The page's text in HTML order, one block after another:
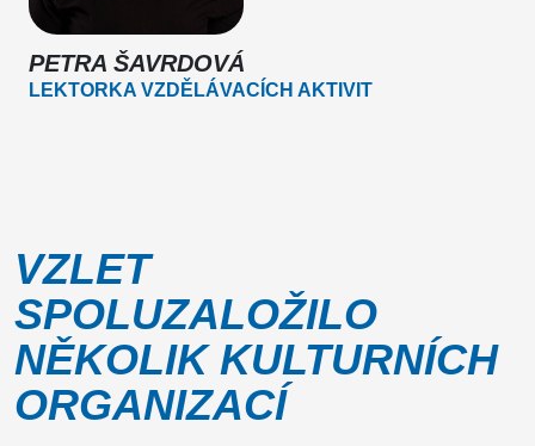
PETRA ŠAVRDOVÁ
LEKTORKA VZDĚLÁVACÍCH AKTIVIT
VZLET
SPOLUZALOŽILO
NĚKOLIK KULTURNÍCH
ORGANIZACÍ